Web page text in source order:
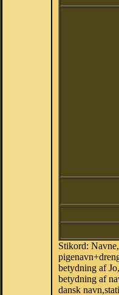
Stikord:
betydning af
betydning af
dansk